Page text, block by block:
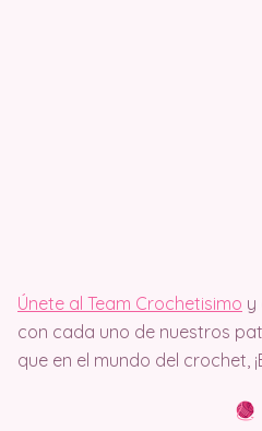
Únete al Team Crochetisimo y
con cada uno de nuestros
que en el mundo del crochet,